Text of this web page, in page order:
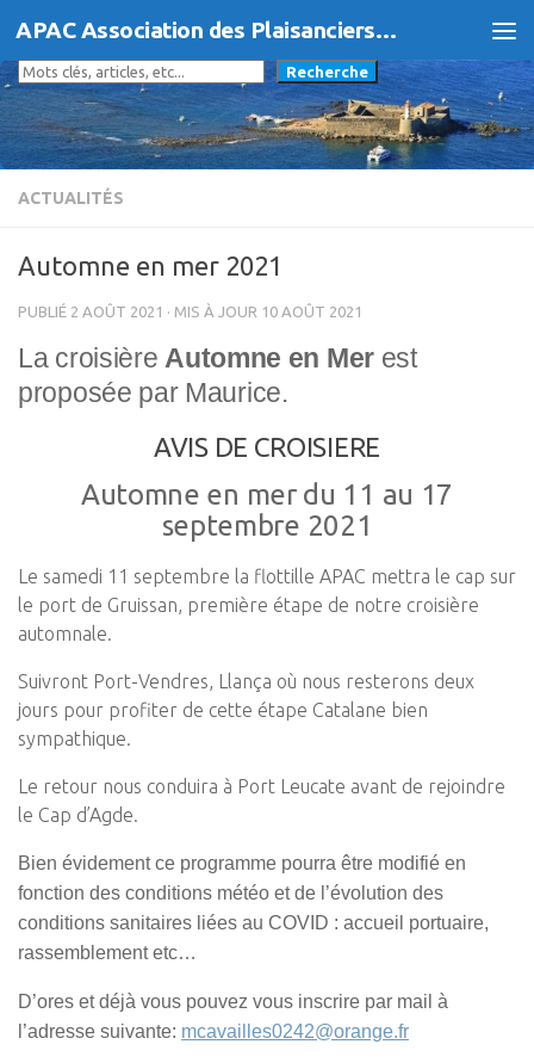
Skip to content APAC Association des Plaisanciers d'Agde et du Cap
Rechercher
Recherche
ACTUALITÉS
Automne en mer 2021
PUBLIÉ 2 AOÛT 2021 · MIS À JOUR 10 AOÛT 2021
La croisière Automne en Merest
proposée par Maurice.
AVIS DE CROISIERE
Automne en mer du 11 au 17
septembre 2021
Le samedi 11 septembre la flottille APAC mettra le cap sur
le port de Gruissan, première étape de notre croisière
automnale.
Suivront Port-Vendres, Llança où nous resterons deux
jours pour profiter de cette étape Catalane bien
sympathique.
Le retour nous conduira à Port Leucate avant de rejoindre
le Cap d’Agde.
Bien évidement ce programme pourra être modifié en
fonction des conditions météo et de l’évolution des
conditions sanitaires liées au COVID : accueil portuaire,
rassemblement etc…
D’ores et déjà vous pouvez vous inscrire par mail à
l’adresse suivante: mcavailles0242@orange.fr